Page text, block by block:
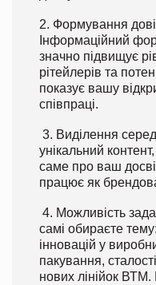
2. Формування
Інформаційний
значно підвищує
рітейлерів та
показує вашу
співпраці.
3. Виділення
унікальний
саме про ваш
працює як
4. Можливість
самі обираєте
інновацій у
пакування,
нових лінійок